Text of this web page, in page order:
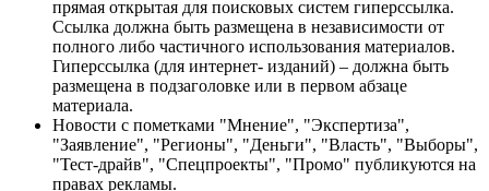
прямая открытая для поисковых систем гиперссылка.
Ссылка должна быть размещена в независимости от
полного либо частичного использования материалов.
Гиперссылка (для интернет- изданий) – должна быть
размещена в подзаголовке или в первом абзаце
материала.
Новости с пометками "Мнение", "Экспертиза",
"Заявление", "Регионы", "Деньги", "Власть", "Выборы",
"Тест-драйв", "Спецпроекты", "Промо" публикуются на
правах рекламы.